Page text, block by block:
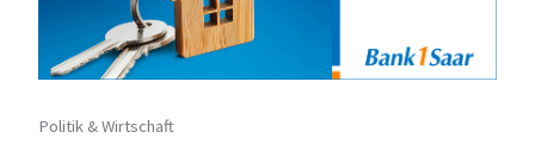
Politik & Wirtschaft